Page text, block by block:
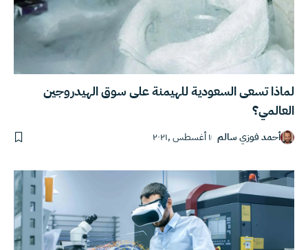
لماذا تسعى السعودية للهيمنة على سوق الهيدروجين
العالمي؟
أحمد فوزي سالم ١ أغسطس ,٢٠٢١